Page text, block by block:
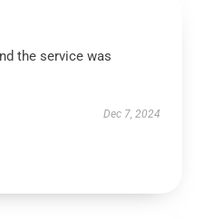
the service was
Dec 7, 2024